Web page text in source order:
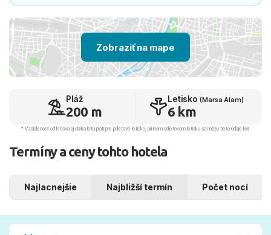
Zobraziť na mape
Pláž
200 m
Letisko (Marsa Alam)
6 km
* Vzdialenosť od letiska aj dľžka letu platí pre príletové letisko, pri inom odletovom letisku sa môžu tieto údaje líšiť.
Termíny a ceny tohto hotela
Najlacnejšie Najbližší termín Počet nocí